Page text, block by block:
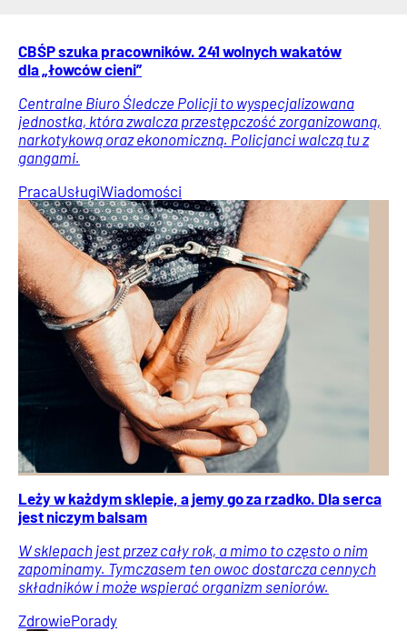
CBŚP szuka pracowników. 241 wolnych wakatów
dla „łowców cieni”
Centralne Biuro Śledcze Policji to wyspecjalizowana
jednostka, która zwalcza przestępczość zorganizowaną,
narkotykową oraz ekonomiczną. Policjanci walczą tu z
gangami.
PracaUsługiWiadomości
Leży w każdym sklepie, a jemy go za rzadko. Dla serca
jest niczym balsam
W sklepach jest przez cały rok, a mimo to często o nim
zapominamy. Tymczasem ten owoc dostarcza cennych
składników i może wspierać organizm seniorów.
ZdrowiePorady